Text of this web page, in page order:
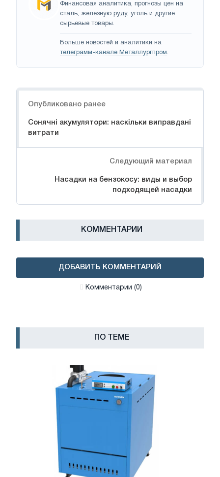
Финансовая аналитика, прогнозы цен на
сталь, железную руду, уголь и другие
сырьевые товары.
Больше новостей и аналитики на
телеграмм-канале Металлургпром.
Опубликовано ранее
Сонячні акумулятори: наскільки виправдані
витрати
Следующий материал
Насадки на бензокосу: виды и выбор
подходящей насадки
КОММЕНТАРИИ
ДОБАВИТЬ КОММЕНТАРИЙ
Комментарии (0)
ПО ТЕМЕ